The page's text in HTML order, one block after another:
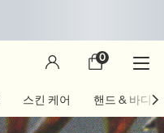
장
니
0
0 제품
스킨 케어 핸드 & 바디